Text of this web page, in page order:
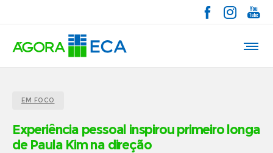
EM FOCO
Experiência pessoal inspirou primeiro longa
de Paula Kim na direção